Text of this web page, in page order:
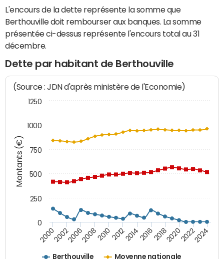
L'encours de la dette représente la somme que
Berthouville doit rembourser aux banques. La somme
présentée ci-dessus représente l'encours total au 31
décembre.
Dette par habitant de Berthouville
Montants (€)
(Source : JDN d'après ministère de l'Economie)
Berthouville
Moyenne nationale
200020022006200820102012201420162018202020222024
0
250
500
750
1000
1250